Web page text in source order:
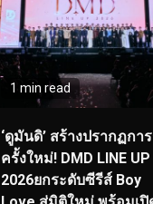
1 min read
‘ดูมันดิ’ สร้างปรากฏกา
ครั้งใหม่! DMD LINE UP
2026ยกระดับซีรีส์ Boy